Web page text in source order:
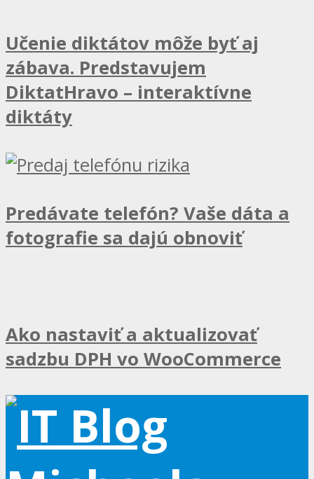
Učenie diktátov môže byť aj
zábava. Predstavujem
DiktatHravo – interaktívne
diktáty
Predávate telefón? Vaše dáta a
fotografie sa dajú obnoviť
Ako nastaviť a aktualizovať
sadzbu DPH vo WooCommerce